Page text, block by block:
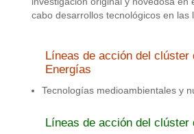
cabo desarrollos tecnológicos en
Líneas de acción del
Energías
Tecnologías medioambientales y
Líneas de acción del clúster